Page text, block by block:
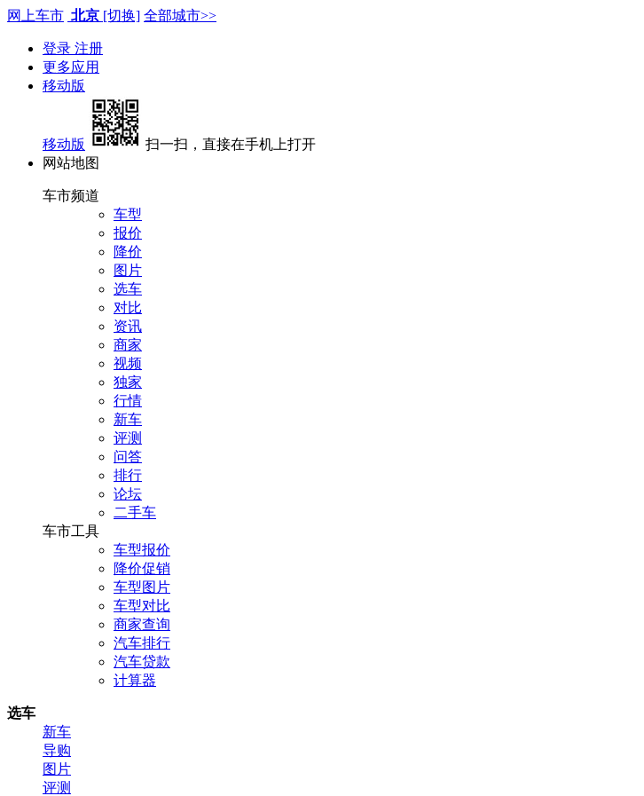
网上车市 北京 [切换] 全部城市>>
登录 注册
更多应用
移动版
移动版
扫一扫，直接在手机上打开
网站地图
车市频道
车型
报价
降价
图片
选车
对比
资讯
商家
视频
独家
行情
新车
评测
问答
排行
论坛
二手车
车市工具
车型报价
降价促销
车型图片
车型对比
商家查询
汽车排行
汽车贷款
计算器
选车
新车
导购
图片
评测